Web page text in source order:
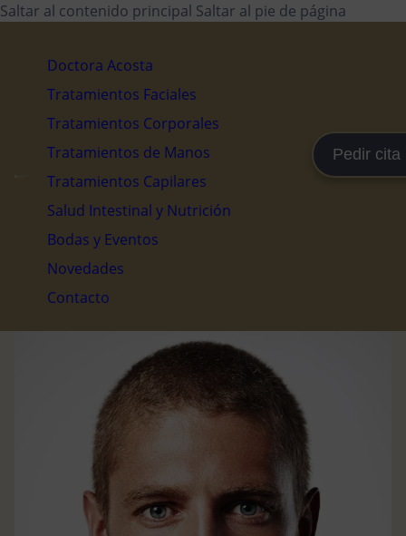
Saltar al contenido principal Saltar al pie de página
Doctora Acosta
Tratamientos Faciales
Tratamientos Corporales
Tratamientos de Manos
Tratamientos Capilares
Salud Intestinal y Nutrición
Bodas y Eventos
Novedades
Contacto
Pedir cita